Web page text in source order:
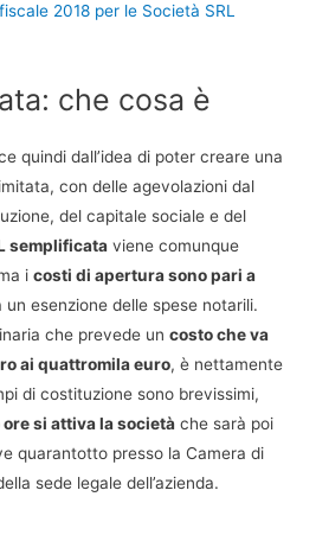
2018 per le Società SRL
che cosa è
quindi dall’idea di poter creare una
con delle agevolazioni dal
del capitale sociale e del
semplificata viene comunque
i costi di apertura sono pari a
esenzione delle spese notarili.
che prevede un costo che va
ai quattromila euro, è nettamente
di costituzione sono brevissimi,
si attiva la società che sarà poi
quarantotto presso la Camera di
sede legale dell’azienda.